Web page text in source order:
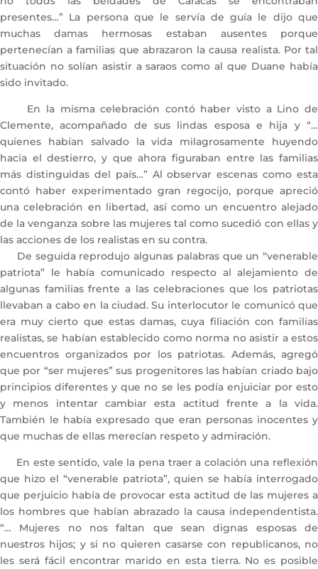
presentes…” La persona que le servía de guía le dijo que
muchas damas hermosas estaban ausentes porque
pertenecían a familias que abrazaron la causa realista. Por tal
situación no solían asistir a saraos como al que Duane había
sido invitado.
En la misma celebración contó haber visto a Lino de
Clemente, acompañado de sus lindas esposa e hija y “…
quienes habían salvado la vida milagrosamente huyendo
hacia el destierro, y que ahora figuraban entre las familias
más distinguidas del país…” Al observar escenas como esta
contó haber experimentado gran regocijo, porque apreció
una celebración en libertad, así como un encuentro alejado
de la venganza sobre las mujeres tal como sucedió con ellas y
las acciones de los realistas en su contra.
De seguida reprodujo algunas palabras que un “venerable
patriota” le había comunicado respecto al alejamiento de
algunas familias frente a las celebraciones que los patriotas
llevaban a cabo en la ciudad. Su interlocutor le comunicó que
era muy cierto que estas damas, cuya filiación con familias
realistas, se habían establecido como norma no asistir a estos
encuentros organizados por los patriotas. Además, agregó
que por “ser mujeres” sus progenitores las habían criado bajo
principios diferentes y que no se les podía enjuiciar por esto
y menos intentar cambiar esta actitud frente a la vida.
También le había expresado que eran personas inocentes y
que muchas de ellas merecían respeto y admiración.
En este sentido, vale la pena traer a colación una reflexión
que hizo el “venerable patriota”, quien se había interrogado
que perjuicio había de provocar esta actitud de las mujeres a
los hombres que habían abrazado la causa independentista.
“… Mujeres no nos faltan que sean dignas esposas de
nuestros hijos; y si no quieren casarse con republicanos, no
les será fácil encontrar marido en esta tierra. No es posible